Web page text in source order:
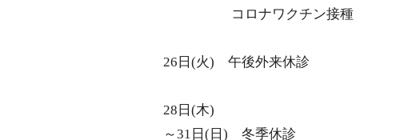
コロナワクチン接種
26日 (火) 午後外来休診
28日 (木)
～31 日 ( 日 ) 冬季休診